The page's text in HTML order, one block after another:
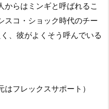
からはミンギと呼ばれるこ
スコ・ショック時代のチー
、彼がよくそう呼んでいる
はフレックスサポート）